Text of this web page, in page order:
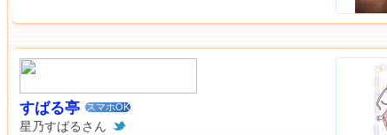
すばる亭 スマホOK
星乃すばるさん